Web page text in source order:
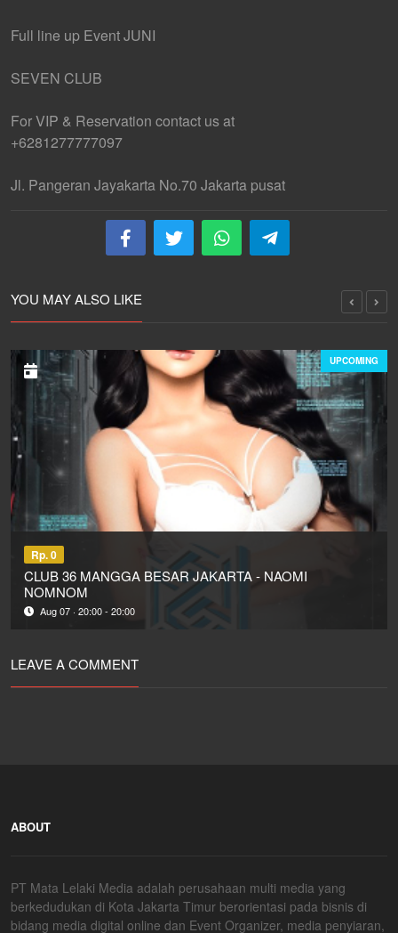
Full line up Event JUNI
SEVEN CLUB
For VIP & Reservation contact us at
+6281277777097
Jl. Pangeran Jayakarta No.70 Jakarta pusat
YOU MAY ALSO LIKE
UPCOMING
Rp. 0
CLUB 36 MANGGA BESAR JAKARTA - NAOMI
NOMNOM
Aug 07 · 20:00 - 20:00
LEAVE A COMMENT
ABOUT
PT Mata Lelaki Media adalah perusahaan multi media yang
berkedudukan di Kota Jakarta Timur berorientasi pada bisnis di
bidang media digital online dan Event Organizer, media penyiaran,